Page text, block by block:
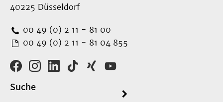
40225 Düsseldorf
00 49 (0) 2 11 - 81 00
00 49 (0) 2 11 - 81 04 855
Suche